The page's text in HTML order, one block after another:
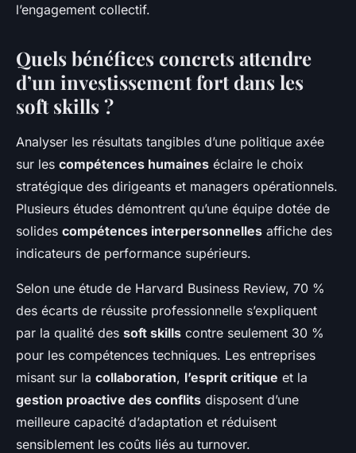
l’engagement collectif.
Quels bénéfices concrets attendre
d’un investissement fort dans les
soft skills ?
Analyser les résultats tangibles d’une politique axée
sur les compétences humaines éclaire le choix
stratégique des dirigeants et managers opérationnels.
Plusieurs études démontrent qu’une équipe dotée de
solides compétences interpersonnelles affiche des
indicateurs de performance supérieurs.
Selon une étude de Harvard Business Review, 70 %
des écarts de réussite professionnelle s’expliquent
par la qualité des soft skills contre seulement 30 %
pour les compétences techniques. Les entreprises
misant sur la collaboration, l’esprit critique et la
gestion proactive des conflits disposent d’une
meilleure capacité d’adaptation et réduisent
sensiblement les coûts liés au turnover.